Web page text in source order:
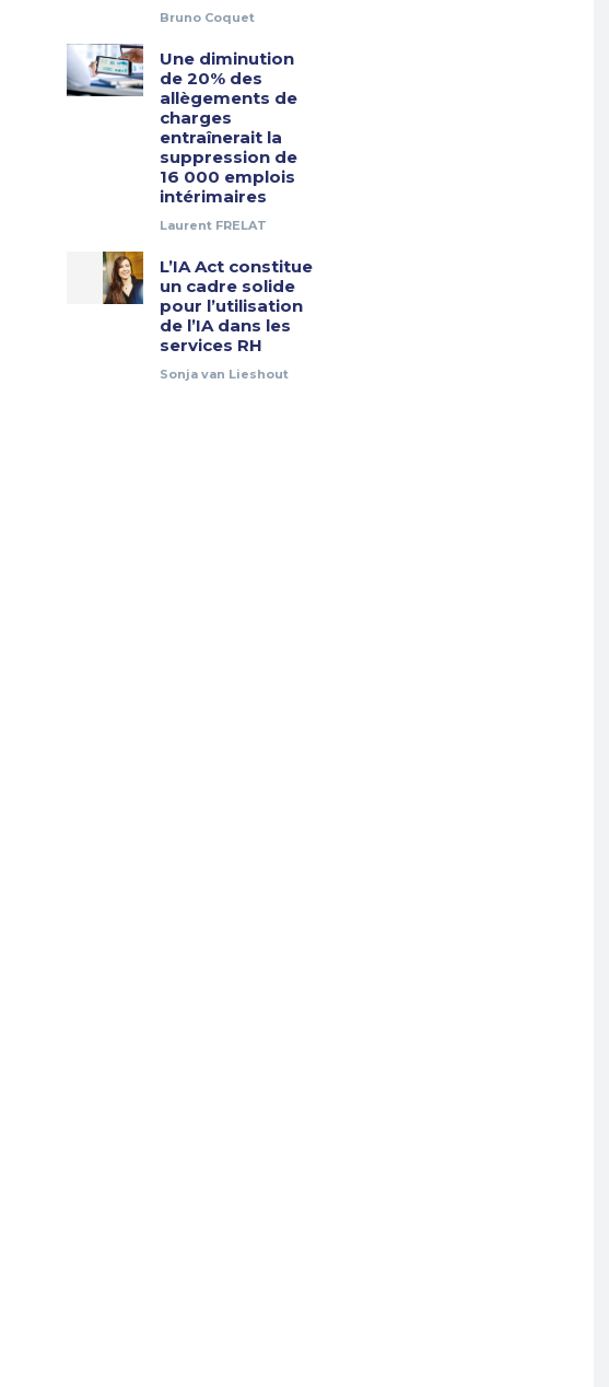
Bruno Coquet
Une diminution
de 20% des
allègements de
charges
entraînerait la
suppression de
16 000 emplois
intérimaires
Laurent FRELAT
L’IA Act constitue
un cadre solide
pour l’utilisation
de l’IA dans les
services RH
Sonja van Lieshout